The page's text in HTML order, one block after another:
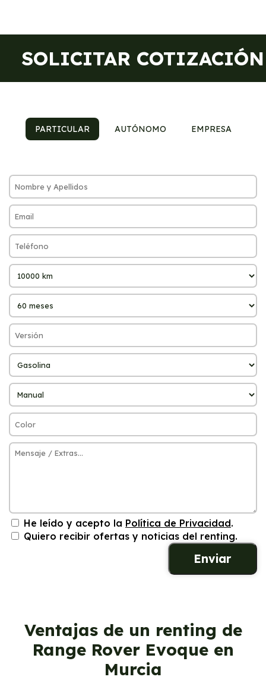
SOLICITAR COTIZACIÓN
PARTICULAR AUTÓNOMO EMPRESA
He leído y acepto la Política de Privacidad.
Quiero recibir ofertas y noticias del renting.
Ventajas de un renting de
Range Rover Evoque en
Murcia